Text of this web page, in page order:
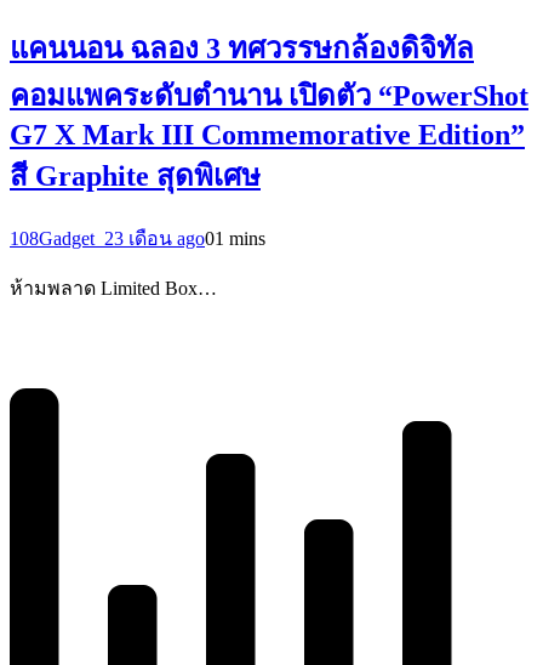
แคนนอน ฉลอง 3 ทศวรรษกล้องดิจิทัล
คอมแพคระดับตำนาน เปิดตัว “PowerShot
G7 X Mark III Commemorative Edition”
สี Graphite สุดพิเศษ
108Gadget_23 เดือน ago01 mins
ห้ามพลาด Limited Box…